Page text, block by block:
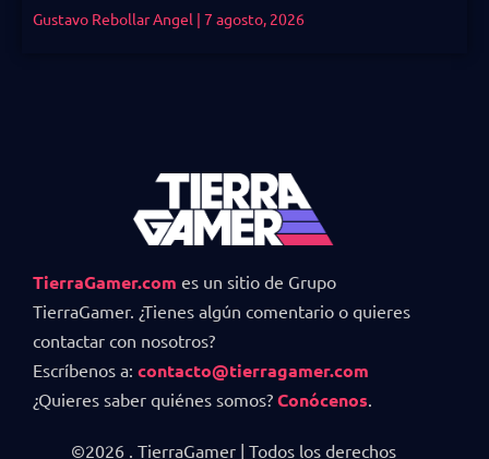
Gustavo Rebollar Angel 7 agosto, 2026
TierraGamer.com es un sitio de Grupo
TierraGamer. ¿Tienes algún comentario o quieres
contactar con nosotros?
Escríbenos a: contacto@tierragamer.com
¿Quieres saber quiénes somos? Conócenos.
©2026 . TierraGamer | Todos los derechos